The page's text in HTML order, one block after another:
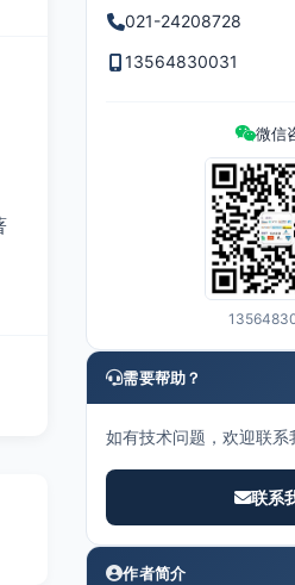
021-24208728
13564830031
微信
需要帮助？
如有技术问题，欢迎联系
联系
作者简介